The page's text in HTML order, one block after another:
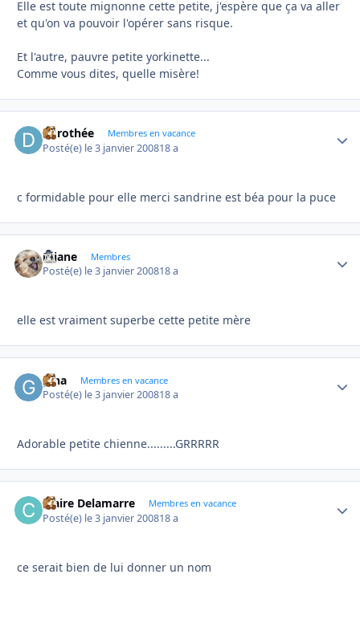
Elle est toute mignonne cette petite, j'espère que ça va aller
et qu'on va pouvoir l'opérer sans risque.
Et l'autre, pauvre petite yorkinette...
Comme vous dites, quelle misère!
dorothée Membres en vacance
Posté(e) le 3 janvier 200818 a
c formidable pour elle merci sandrine est béa pour la puce
réjane Membres
Posté(e) le 3 janvier 200818 a
elle est vraiment superbe cette petite mère
gina Membres en vacance
Posté(e) le 3 janvier 200818 a
Adorable petite chienne.........GRRRRR
Claire Delamarre Membres en vacance
Posté(e) le 3 janvier 200818 a
ce serait bien de lui donner un nom